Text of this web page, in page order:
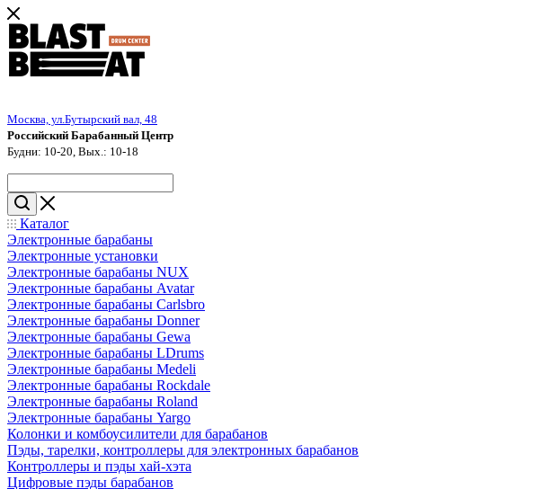
Москва, ул.Бутырский вал, 48
Российский Барабанный Центр
Будни: 10-20, Вых.: 10-18
Каталог
Электронные барабаны
Электронные установки
Электронные барабаны NUX
Электронные барабаны Avatar
Электронные барабаны Carlsbro
Электронные барабаны Donner
Электронные барабаны Gewa
Электронные барабаны LDrums
Электронные барабаны Medeli
Электронные барабаны Rockdale
Электронные барабаны Roland
Электронные барабаны Yargo
Колонки и комбоусилители для барабанов
Пэды, тарелки, контроллеры для электронных барабанов
Контроллеры и пэды хай-хэта
Цифровые пэды барабанов